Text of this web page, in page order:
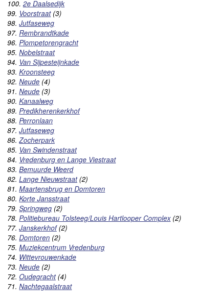
100. 2e Daalsedijk
99. Voorstraat(3)
98. Jutfaseweg
97. Rembrandtkade
96. Plompetorengracht
95. Nobelstraat
94. Van Sijpesteijnkade
93. Kroonsteeg
92. Neude (4)
91. Neude (3)
90. Kanaalweg
89. Predikherenkerkhof
88. Perronlaan
87. Jutfaseweg
86. Zocherpark
85. Van Swindenstraat
84. Vredenburg en Lange Viestraat
83. Bemuurde Weerd
82. Lange Nieuwstraat(2)
81. Maartensbrug en Domtoren
80. Korte Jansstraat
79. Springweg (2)
78. Politiebureau Tolsteeg/Louis Hartlooper Complex(2)
77. Janskerkhof(2)
76. Domtoren (2)
75. Muziekcentrum Vredenburg
74. Wittevrouwenkade
73. Neude (2)
72. Oudegracht(4)
71. Nachtegaalstraat